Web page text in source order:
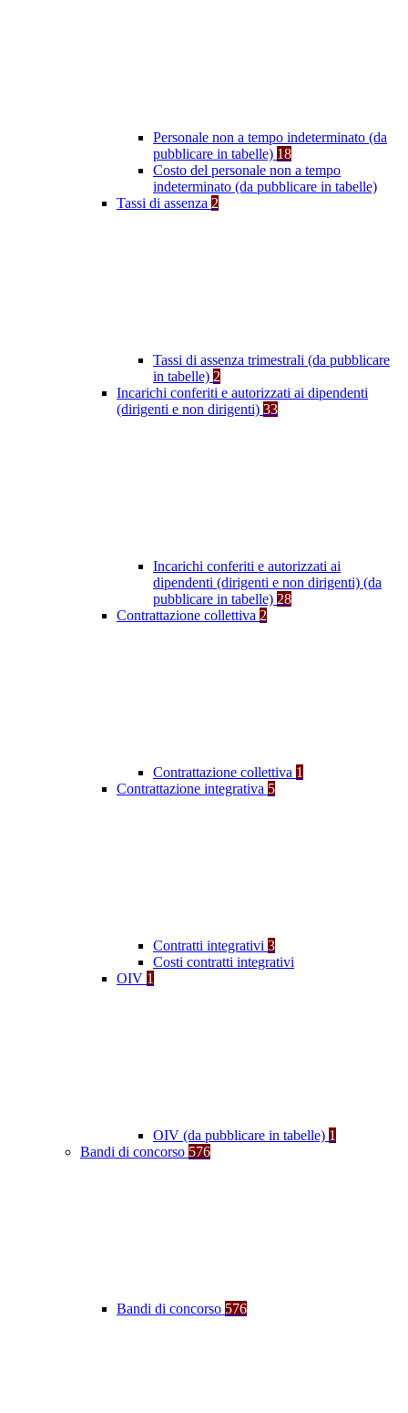
Personale non a tempo indeterminato (da
pubblicare in tabelle) 18
Costo del personale non a tempo
indeterminato (da pubblicare in tabelle)
Tassi di assenza 2
Tassi di assenza trimestrali (da pubblicare
in tabelle) 2
Incarichi conferiti e autorizzati ai dipendenti
(dirigenti e non dirigenti) 33
Incarichi conferiti e autorizzati ai
dipendenti (dirigenti e non dirigenti) (da
pubblicare in tabelle) 28
Contrattazione collettiva 2
Contrattazione collettiva 1
Contrattazione integrativa 5
Contratti integrativi 3
Costi contratti integrativi
OIV 1
OIV (da pubblicare in tabelle) 1
Bandi di concorso 576
Bandi di concorso 576